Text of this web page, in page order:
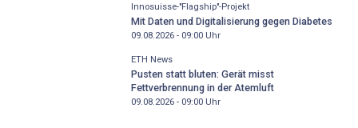
Innosuisse-"Flagship"-Projekt
Mit Daten und Digitalisierung gegen Diabetes
09.08.2026 - 09:00Uhr
ETH News
Pusten statt bluten: Gerät misst
Fettverbrennung in der Atemluft
09.08.2026 - 09:00Uhr